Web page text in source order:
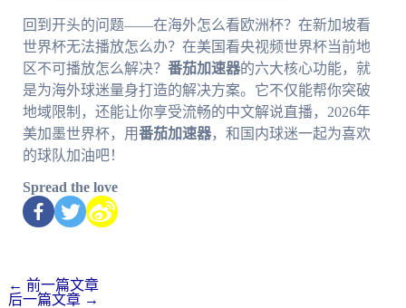
回到开头的问题——在海外怎么看欧洲杯？在新加坡看
世界杯无法播放怎么办？在美国看央视频世界杯当前地
区不可播放怎么解决？ 番茄加速器的六大核心功能，就
是为海外球迷量身打造的解决方案。它不仅能帮你突破
地域限制，还能让你享受流畅的中文解说直播，2026年
美加墨世界杯，用番茄加速器，和国内球迷一起为喜欢
的球队加油吧！
Spread the love
← 前一篇文章
后一篇文章 →